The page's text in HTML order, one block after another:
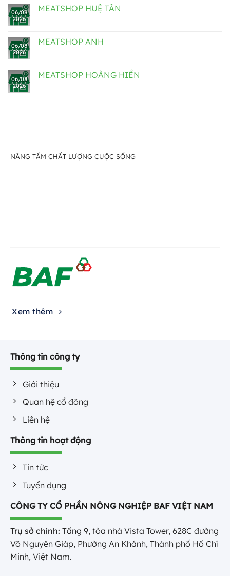
06/08
2026
MEATSHOP HUỆ TÂN
06/08
2026
MEATSHOP ANH
06/08
2026
MEATSHOP HOÀNG HIỀN
NÂNG TẦM CHẤT LƯỢNG CUỘC SỐNG
Xem thêm
Thông tin công ty
Giới thiệu
Quan hệ cổ đông
Liên hệ
Thông tin hoạt động
Tin tức
Tuyển dụng
CÔNG TY CỔ PHẦN NÔNG NGHIỆP BAF VIỆT NAM
Trụ sở chính: Tầng 9, tòa nhà Vista Tower, 628C đường
Võ Nguyên Giáp, Phường An Khánh, Thành phố Hồ Chí
Minh, Việt Nam.